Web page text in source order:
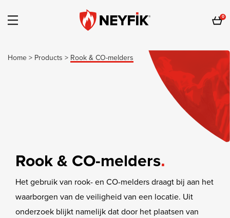
0
Home> Products > Rook & CO-melders
Rook & CO-melders
Het gebruik van rook- en CO-melders draagt bij aan het
waarborgen van de veiligheid van een locatie. Uit
onderzoek blijkt namelijk dat door het plaatsen van